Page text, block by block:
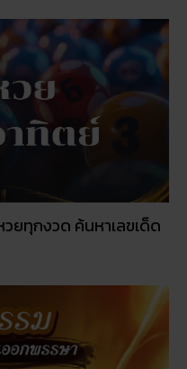
ทุกงวด ค้นหาเลขเด็ด